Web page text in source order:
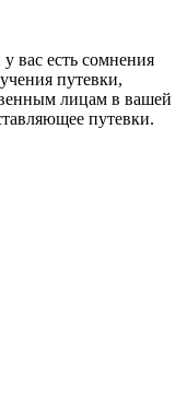
вас есть сомнения
путевки,
лицам в вашей
путевки.